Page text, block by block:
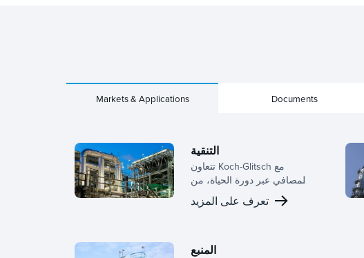
Markets & Applications Documents
التنقية
تتعاون Koch-Glitsch مع
المصافي عبر دورة الحياة، من
التخطيط المبكر إلى تنفيذ
التغييرات، مما يساعد الفرق
تشغيلية أقوى. حلولا نقل الكتلة
تعرف على المزيد
المنبع